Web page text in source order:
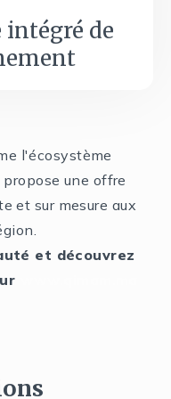
de
l'écosystème
une offre
et sur mesure aux
et découvrez